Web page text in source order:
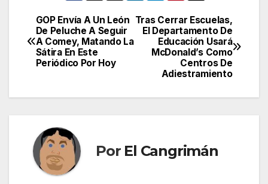
Navegación
de
Tras Cerrar Escuelas,
El Departamento De
Educación Usará
McDonald’s Como
Centros De
Adiestramiento
GOP Envía A Un León
De Peluche A Seguir
A Comey, Matando La
Sátira En Este
Periódico Por Hoy
Por El Cangrimán